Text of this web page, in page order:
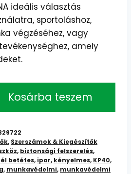
ideális választás
sportoláshoz,
végzéséhez, vagy
amely
Kosárba teszem
, Szerszámok & Kiegészítők
, biztonsági felszerelés,
betétes, ipar, kényelmes, KP40,
, munkavédelmi, munkavédelmi